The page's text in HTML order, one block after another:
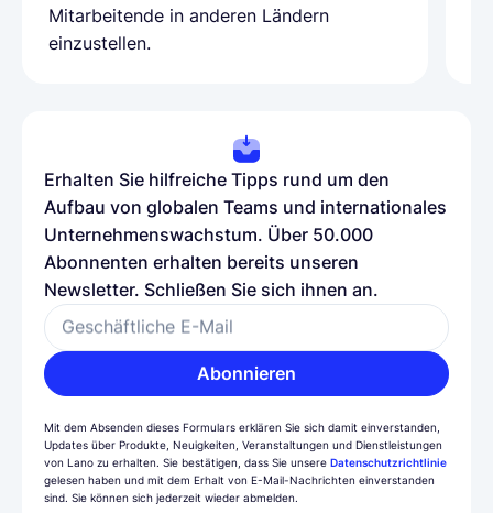
Mitarbeitende in anderen Ländern
einzustellen.
Erhalten Sie hilfreiche Tipps rund um den
Aufbau von globalen Teams und internationales
Unternehmenswachstum. Über 50.000
Abonnenten erhalten bereits unseren
Newsletter. Schließen Sie sich ihnen an.
Geschäftliche E-Mail
Abonnieren
Mit dem Absenden dieses Formulars erklären Sie sich damit einverstanden,
Updates über Produkte, Neuigkeiten, Veranstaltungen und Dienstleistungen
von Lano zu erhalten. Sie bestätigen, dass Sie unsere Datenschutzrichtlinie
gelesen haben und mit dem Erhalt von E-Mail-Nachrichten einverstanden
sind. Sie können sich jederzeit wieder abmelden.